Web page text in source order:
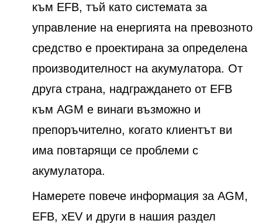
към EFB, тъй като системата за
управление на енергията на превозното
средство е проектирана за определена
производителност на акумулатора. От
друга страна, надграждането от EFB
към AGM е винаги възможно и
препоръчително, когато клиентът ви
има повтарящи се проблеми с
акумулатора.
Намерете повече информация за AGM,
EFB, xEV и други в нашия раздел